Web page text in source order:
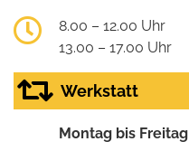
8.00 – 12.00 Uhr
13.00 – 17.00 Uhr
Werkstatt
Montag bis Freitag